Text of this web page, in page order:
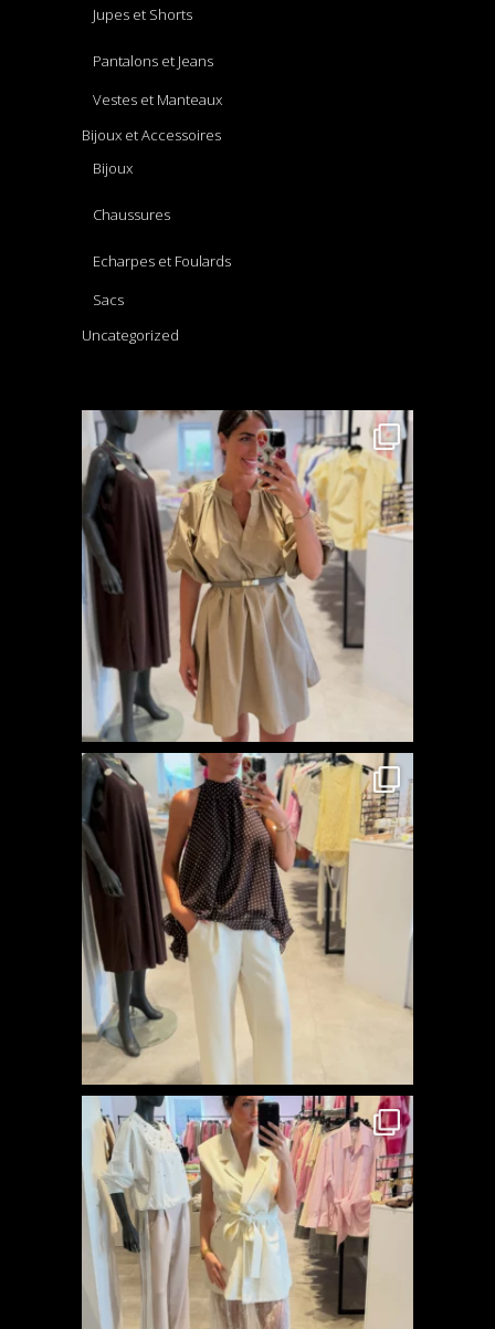
Jupes et Shorts
Pantalons et Jeans
Vestes et Manteaux
Bijoux et Accessoires
Bijoux
Chaussures
Echarpes et Foulards
Sacs
Uncategorized